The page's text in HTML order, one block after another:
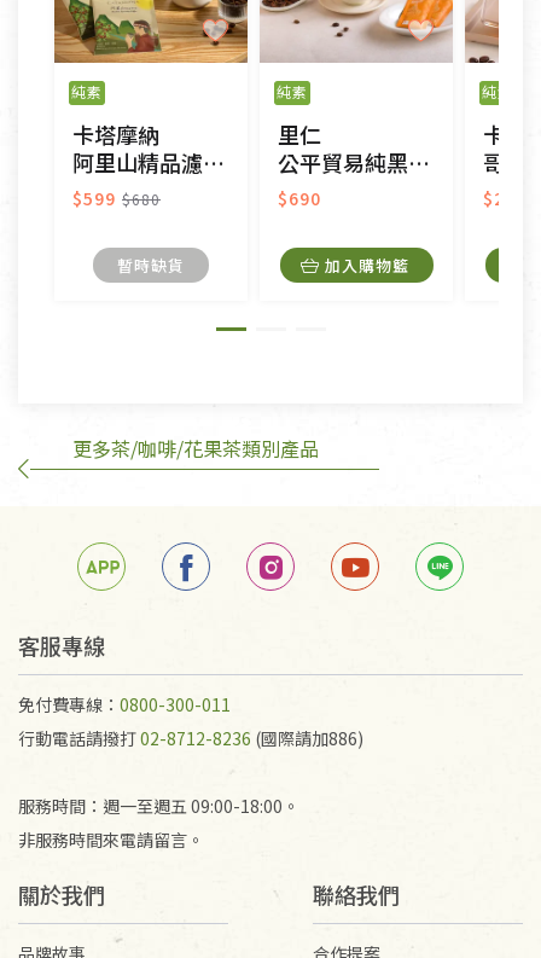
不適用七天鑑賞期商品：
以數位或電磁紀錄形式儲存之商品、易於變質或損壞
之商品、以及性質上無法或不適合退換之商品：如
CD、VCD、DVD、電腦軟體，若產品瑕疵無法讀取僅
接受原片換新。
衣飾鞋類-如T恤，如於送達後水洗或污損者。
美容保養用品、內衣褲、襪子、口罩等私人消耗性產
內衣褲、襪子、口罩個人衛生用品除商品本身有瑕疵
外,依據《通訊交易解除權合理例外情事適用準
訂購手抄稿退貨需知：
若未保持原包裝方式或未使用原箱退回，導致書籍有
任何折損、磨損、污損或凹角，將不接受退貨，也不
不接受退貨之手抄稿，為敬重法寶故，里仁網購無法
代為結緣處理等。 若需將手抄稿寄還給消費者，因而
產生的運費100元/箱將由消費者負擔。
純素
卡塔摩納
阿里山精品濾泡式咖啡
$599 $680
暫時缺貨
純素
里仁
公平貿易純黑即溶咖啡
$690
加入購物籃
純素
卡塔
哥倫比亞水
$240
更多茶/咖啡/花果茶類別產品
客服專線
免付費專線： 0800-300-011
行動電話請撥打02-8712-8236 (國際請加886)
服務時間：週一至週五 09:00-18:00。
非服務時間來電請留言。
關於我們 聯絡我們